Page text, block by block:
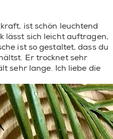
ist schön leuchtend
lässt sich leicht auftragen,
ist so gestaltet, dass du
Er trocknet sehr
sehr lange. Ich liebe die